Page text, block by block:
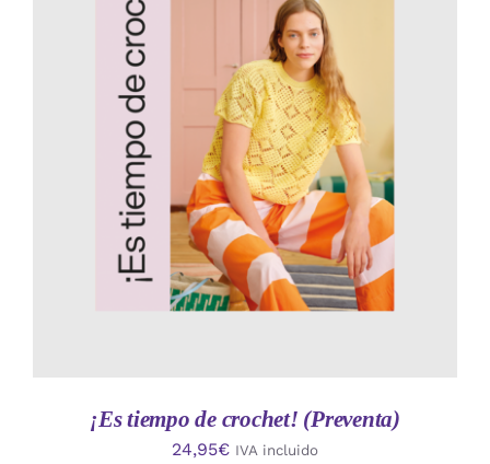
AÑADIR AL CARRITO
/
DETALLES
¡Es tiempo de crochet! (Preventa)
24,95€ IVA incluido